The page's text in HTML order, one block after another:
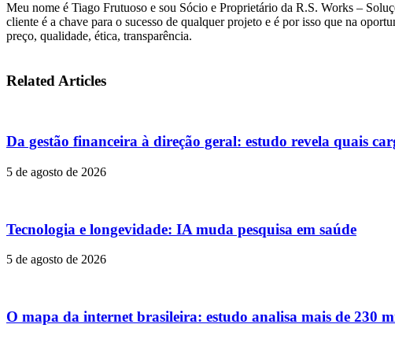
Meu nome é Tiago Frutuoso e sou Sócio e Proprietário da R.S. Works –
cliente é a chave para o sucesso de qualquer projeto e é por isso que na
preço, qualidade, ética, transparência.
Related Articles
Da gestão financeira à direção geral: estudo revela quais
5 de agosto de 2026
Tecnologia e longevidade: IA muda pesquisa em saúde
5 de agosto de 2026
O mapa da internet brasileira: estudo analisa mais de 230